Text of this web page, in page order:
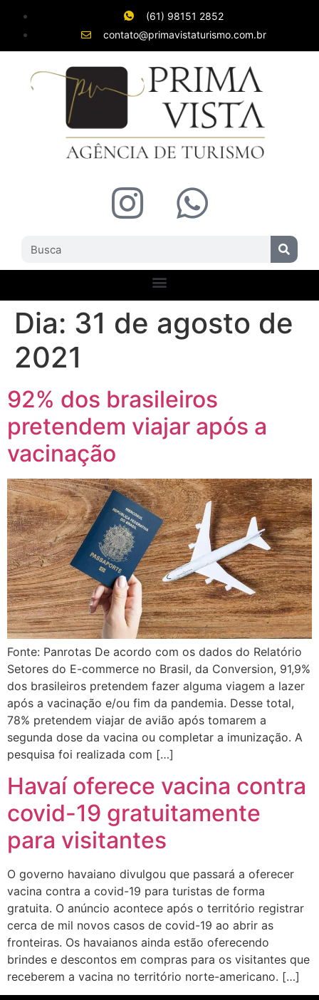
(61) 98151 2852
contato@primavistaturismo.com.br
Dia: 31 de agosto de
2021
92% dos brasileiros
pretendem viajar após a
vacinação
Fonte: Panrotas De acordo com os dados do Relatório
Setores do E-commerce no Brasil, da Conversion, 91,9%
dos brasileiros pretendem fazer alguma viagem a lazer
após a vacinação e/ou fim da pandemia. Desse total,
78% pretendem viajar de avião após tomarem a
segunda dose da vacina ou completar a imunização. A
pesquisa foi realizada com […]
Havaí oferece vacina contra
covid-19 gratuitamente
para visitantes
O governo havaiano divulgou que passará a oferecer
vacina contra a covid-19 para turistas de forma
gratuita. O anúncio acontece após o território registrar
cerca de mil novos casos de covid-19 ao abrir as
fronteiras. Os havaianos ainda estão oferecendo
brindes e descontos em compras para os visitantes que
receberem a vacina no território norte-americano. […]